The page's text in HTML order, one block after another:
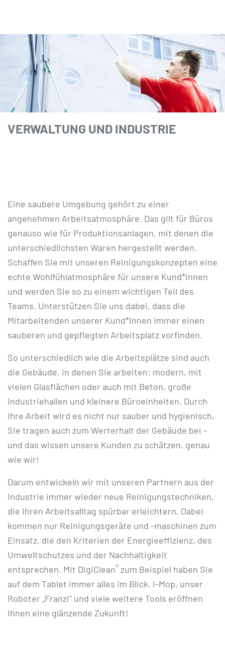
VERWALTUNG UND INDUSTRIE
Eine saubere Umgebung gehört zu einer
angenehmen Arbeitsatmosphäre. Das gilt für Büros
genauso wie für Produktionsanlagen, mit denen die
unterschiedlichsten Waren hergestellt werden.
Schaffen Sie mit unseren Reinigungskonzepten eine
echte Wohlfühlatmosphäre für unsere Kund*innen
und werden Sie so zu einem wichtigen Teil des
Teams. Unterstützen Sie uns dabei, dass die
Mitarbeitenden unserer Kund*innen immer einen
sauberen und gepflegten Arbeitsplatz vorfinden.
So unterschiedlich wie die Arbeitsplätze sind auch
die Gebäude, in denen Sie arbeiten: modern, mit
vielen Glasflächen oder auch mit Beton, große
Industriehallen und kleinere Büroeinheiten. Durch
Ihre Arbeit wird es nicht nur sauber und hygienisch,
Sie tragen auch zum Werterhalt der Gebäude bei –
und das wissen unsere Kunden zu schätzen, genau
wie wir!
Darum entwickeln wir mit unseren Partnern aus der
Industrie immer wieder neue Reinigungstechniken,
die Ihren Arbeitsalltag spürbar erleichtern. Dabei
kommen nur Reinigungsgeräte und -maschinen zum
Einsatz, die den Kriterien der Energieeffizienz, des
Umweltschutzes und der Nachhaltigkeit
entsprechen. Mit DigiClean® zum Beispiel haben Sie
auf dem Tablet immer alles im Blick. i-Mop, unser
Roboter „Franzi“ und viele weitere Tools eröffnen
Ihnen eine glänzende Zukunft!